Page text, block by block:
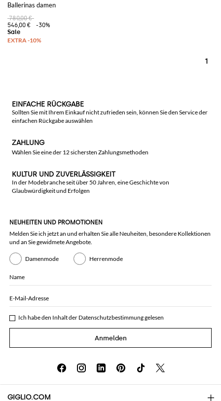
Ballerinas damen
780,00 €
546,00 €
-30%
1
EINFACHE RÜCKGABE
Sollten Sie mit Ihrem Einkauf nicht zufrieden sein, können Sie den Service der
einfachen Rückgabe auswählen
ZAHLUNG
Wählen Sie eine der 12 sichersten Zahlungsmethoden
KULTUR UND ZUVERLÄSSIGKEIT
In der Modebranche seit über 50 Jahren, eine Geschichte von
Glaubwürdigkeit und Erfolgen
NEUHEITEN UND PROMOTIONEN
Melden Sie ich jetzt an und erhalten Sie alle Neuheiten, besondere Kollektionen
und an Sie gewidmete Angebote.
Damenmode Herrenmode
Name
E-Mail-Adresse
Ich habe den Inhalt der Datenschutzbestimmunggelesen
Anmelden
GIGLIO.COM